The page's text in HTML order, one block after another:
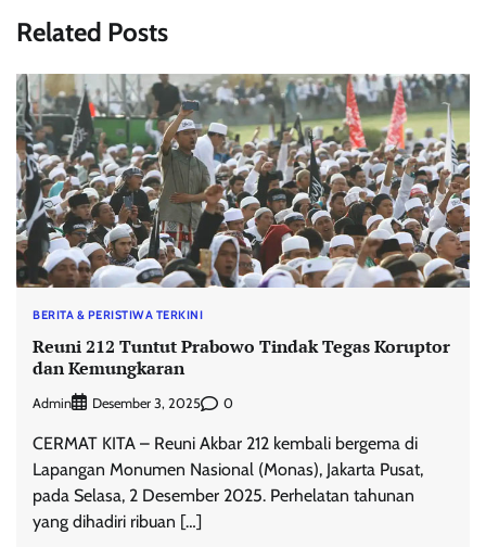
Related Posts
BERITA & PERISTIWA TERKINI
Reuni 212 Tuntut Prabowo Tindak Tegas Koruptor
dan Kemungkaran
Admin Desember 3, 2025 0
CERMAT KITA – Reuni Akbar 212 kembali bergema di
Lapangan Monumen Nasional (Monas), Jakarta Pusat,
pada Selasa, 2 Desember 2025. Perhelatan tahunan
yang dihadiri ribuan […]